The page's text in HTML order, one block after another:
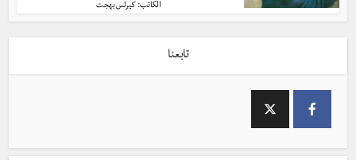
الكاتب:كيرلس بهجت
تابعنا